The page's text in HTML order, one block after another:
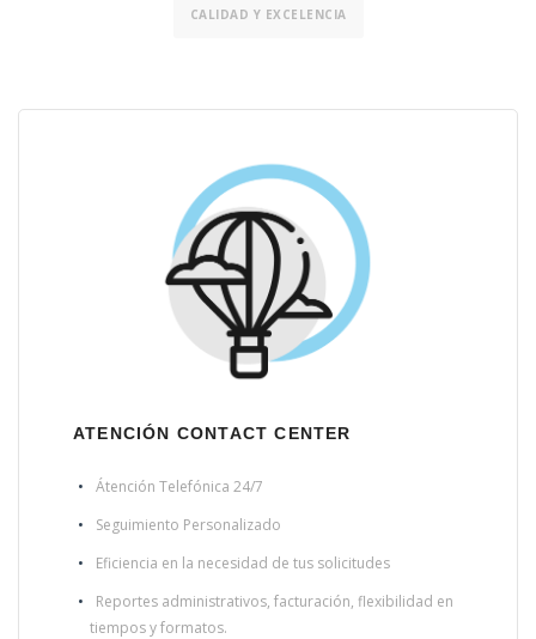
CALIDAD Y EXCELENCIA
ATENCIÓN CONTACT CENTER
Átención Telefónica 24/7
Seguimiento Personalizado
Eficiencia en la necesidad de tus solicitudes
Reportes administrativos, facturación, flexibilidad en
tiempos y formatos.